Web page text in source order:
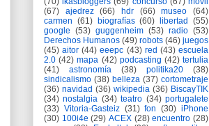
(67)
ajedrez (66) hdr (66) museo
(64)
carmen (61) biografías (60) libertad
(55)
google (53) guggenheim (53) radio (53)
Derechos Humanos (49) robots (46) juegos
(45) aitor (44) eeepc (43) red (43) escuela
2.0 (42) mapa (42) podcasting (42) tertulia
(41)
astronomía (38) politika20
(38)
sindicalismo (38) belleza (37) cortometraje
(36) navidad (36) wikipedia (36) BiscayTIK
(34) nostalgia (34) teatro (34) portugalete
(33) Vitoria-Gasteiz (31) fon (30) iPhone
(30) 100i4e (29) ACEX (28) encuentro (28)